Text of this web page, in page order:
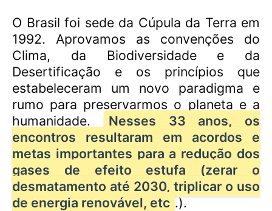
O Brasil foi sede da Cúpula da Terra em
1992. Aprovamos as convenções do
Clima, da Biodiversidade e da
Desertificação e os princípios que
estabeleceram um novo paradigma e
rumo para preservarmos o planeta e a
humanidade.
Nesses 33 anos, os
encontros resultaram em acordos e
metas importantes para a redução dos
gases de efeito estufa (zerar o
desmatamento até 2030, triplicar o uso
de energia renovável, etc .).